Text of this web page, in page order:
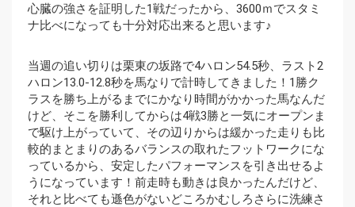
心臓の強さを証明した1戦だったから、3600ｍでスタミ
ナ比べになっても十分対応出来ると思います♪
当週の追い切りは栗東の坂路で4ハロン54.5秒、ラスト2
ハロン13.0-12.8秒を馬なりで計時してきました！1勝ク
ラスを勝ち上がるまでにかなり時間がかかった馬なんだ
けど、そこを勝利してからは4戦3勝と一気にオープンま
で駆け上がっていて、その辺りからは緩かった走りも比
較的まとまりのあるバランスの取れたフットワークにな
っているから、安定したパフォーマンスを引き出せるよ
うになっています！前走時も動きは良かったんだけど、
それと比べても遜色がないどころかむしろさらに洗練さ